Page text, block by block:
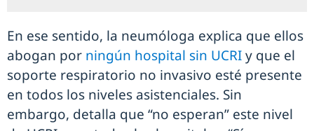
En ese sentido, la neumóloga explica que ellos
abogan por ningún hospital sin UCRIy que el
soporte respiratorio no invasivo esté presente
en todos los niveles asistenciales. Sin
embargo, detalla que “no esperan” este nivel